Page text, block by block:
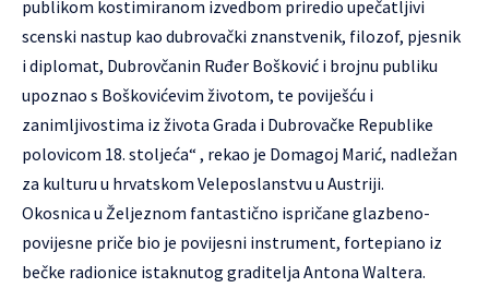
publikom kostimiranom izvedbom priredio upečatljivi
scenski nastup kao dubrovački znanstvenik, filozof, pjesnik
i diplomat, Dubrovčanin Ruđer Bošković i brojnu publiku
upoznao s Boškovićevim životom, te poviješću i
zanimljivostima iz života Grada i Dubrovačke Republike
polovicom 18. stoljeća“ , rekao je Domagoj Marić, nadležan
za kulturu u hrvatskom Veleposlanstvu u Austriji.
Okosnica u Željeznom fantastično ispričane glazbeno-
povijesne priče bio je povijesni instrument, fortepiano iz
bečke radionice istaknutog graditelja Antona Waltera.